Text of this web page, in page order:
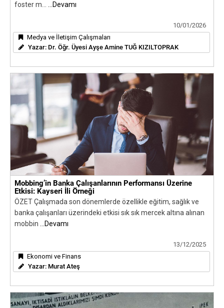
foster m... ...Devamı
10/01/2026
Medya ve İletişim Çalışmaları
Yazar: Dr. Öğr. Üyesi Ayşe Amine TUĞ KIZILTOPRAK
Mobbing’in Banka Çalışanlarının Performansı Üzerine
Etkisi: Kayseri İli Örneği
ÖZET Çalışmada son dönemlerde özellikle eğitim, sağlık ve
banka çalışanları üzerindeki etkisi sık sık mercek altına alınan
mobbin
...Devamı
13/12/2025
Ekonomi ve Finans
Yazar: Murat Ateş